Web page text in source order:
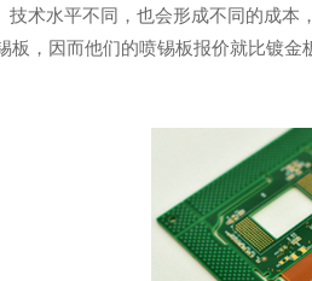
术水平不同，也会形成不同的成
，因而他们的喷锡板报价就比镀金